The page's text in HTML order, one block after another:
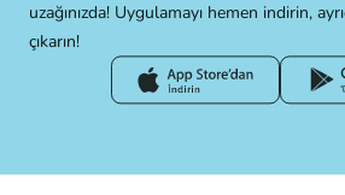
uzağınızda! Uygulamayı hemen indirin,
çıkarın!